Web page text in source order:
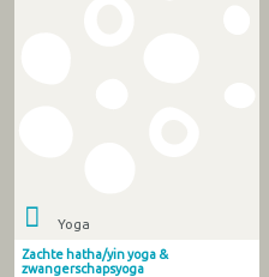
Yoga
Zachte hatha/yin yoga &
zwangerschapsyoga